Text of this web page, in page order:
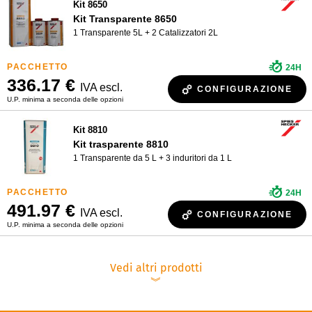
Kit 8650
Kit Transparente 8650
1 Transparente 5L + 2 Catalizzatori 2L
336.17 € IVA escl.
U.P. minima a seconda delle opzioni
24H
CONFIGURAZIONE
Kit 8810
Kit trasparente 8810
1 Transparente da 5 L + 3 induritori da 1 L
491.97 € IVA escl.
U.P. minima a seconda delle opzioni
24H
CONFIGURAZIONE
Vedi altri prodotti
︾